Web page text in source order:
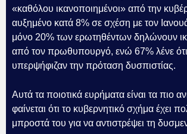
«καθόλου ικανοποιημένοι» από την
αυξημένο κατά 8% σε σχέση με τον
μόνο 20% των ερωτηθέντων δηλώνουν
από τον πρωθυπουργό, ενώ 67% λένε
υπερψήφιζαν την πρόταση δυσπιστίας.
Αυτά τα ποιοτικά ευρήματα είναι τα πιο
φαίνεται ότι το κυβερνητικό σχήμα έχει
μπροστά του για να αντιστρέψει τη